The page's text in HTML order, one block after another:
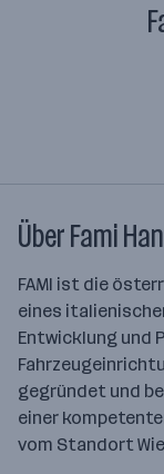
Über Fami
FAMI ist die
eines
Entwicklung und
gegründet und
einer
vom Standort